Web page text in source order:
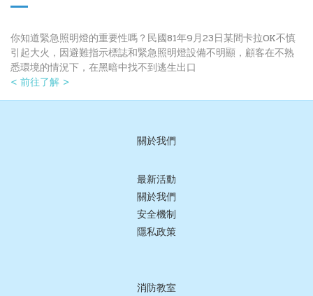
你知道緊急照明燈的重要性嗎？民國81年9月23日某間卡拉OK不慎
引起大火，因避難指示標誌和緊急照明燈設備不明顯，顧客在不熟
悉環境的情況下，在黑暗中找不到逃生出口
< 前往了解 >
關於我們
最新活動
關於我們
安全機制
隱私政策
消防教室